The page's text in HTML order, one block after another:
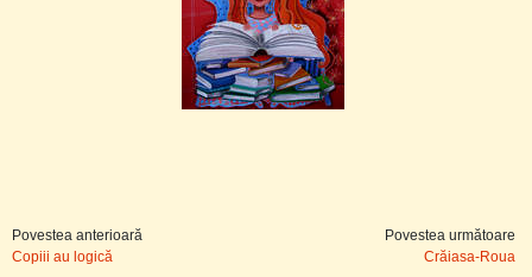
Povestea anterioară
Copiii au logică
Povestea următoare
Crăiasa-Roua